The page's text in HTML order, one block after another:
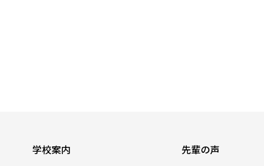
学校案内
先輩の声